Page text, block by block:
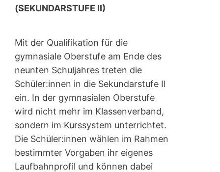
(SEKUNDARSTUFE II)
Mit der Qualifikation für die
gymnasiale Oberstufe am Ende des
neunten Schuljahres treten die
Schüler:innen in die Sekundarstufe II
ein. In der gymnasialen Oberstufe
wird nicht mehr im Klassenverband,
sondern im Kurssystem unterrichtet.
Die Schüler:innen wählen im Rahmen
bestimmter Vorgaben ihr eigenes
Laufbahnprofil und können dabei